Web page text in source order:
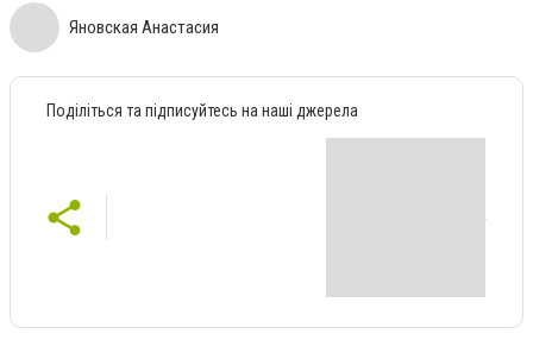
Яновская Анастасия
Поділіться та підписуйтесь на наші джерела